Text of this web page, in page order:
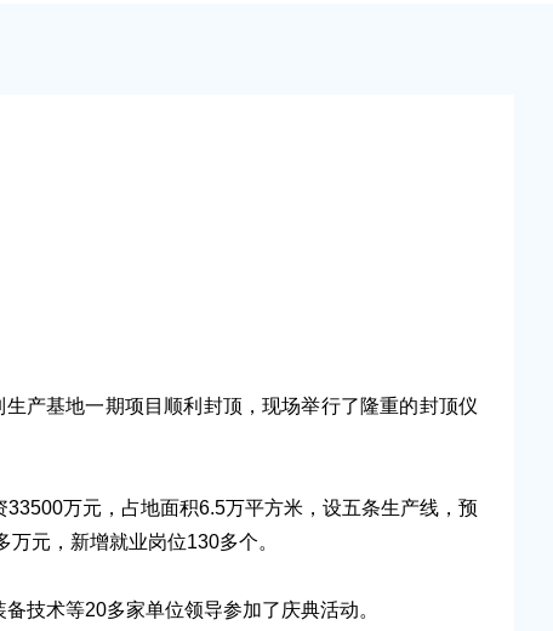
产基地一期项目顺利封顶，现场举行了隆重的封顶仪
万元，占地面积6.5万平方米，设五条生产线，预
元，新增就业岗位130多个。
术等20多家单位领导参加了庆典活动。